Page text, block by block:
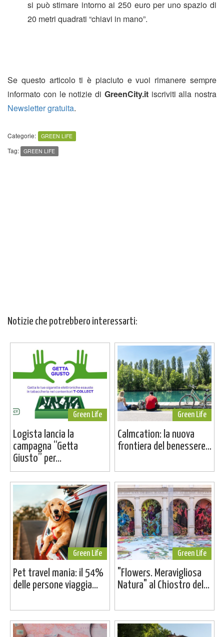
si può stimare intorno ai 250 euro per uno spazio di
20 metri quadrati “chiavi in mano”.
Se questo articolo ti è piaciuto e vuoi rimanere sempre
informato con le notizie di GreenCity.itiscriviti alla nostra
Newsletter gratuita.
Categorie: GREEN LIFE
Tag: GREEN LIFE
Notizie che potrebbero interessarti:
Green Life
Logista lancia la
campagna “Getta
Giusto” per...
Green Life
Calmcation: la nuova
frontiera del benessere...
Green Life
Pet travel mania: il 54%
delle persone viaggia...
Green Life
"Flowers. Meravigliosa
Natura" al Chiostro del...